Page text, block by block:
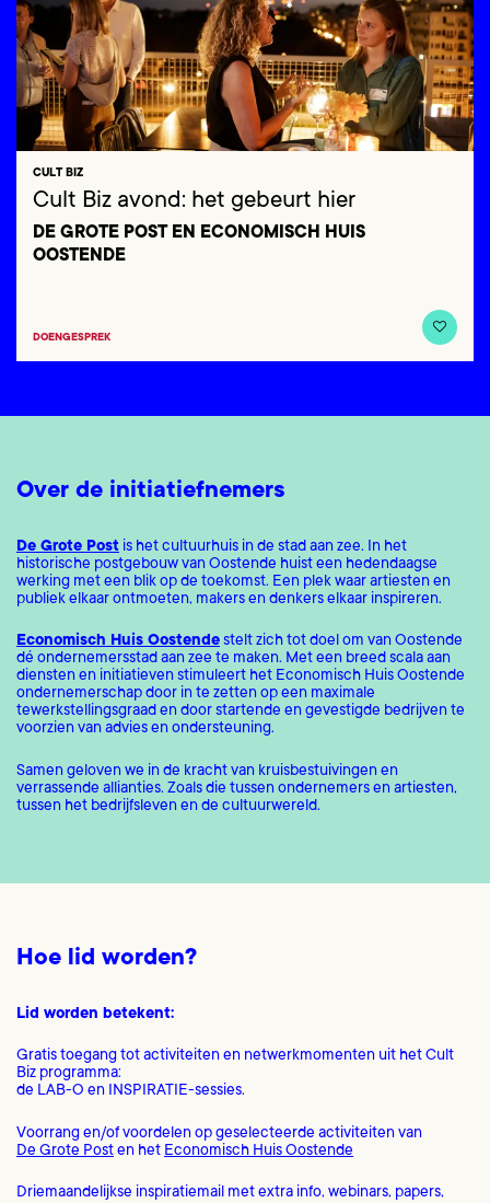
Cult Biz avond: het gebeurt hier
DE GROTE POST EN ECONOMISCH HUIS
OOSTENDE
CULT BIZ
DOENGESPREK
Over de initiatiefnemers
De Grote Post is het cultuurhuis in de stad aan zee. In het
historische postgebouw van Oostende huist een hedendaagse
werking met een blik op de toekomst. Een plek waar artiesten en
publiek elkaar ontmoeten, makers en denkers elkaar inspireren.
Economisch Huis Oostendestelt zich tot doel om van Oostende
dé ondernemersstad aan zee te maken. Met een breed scala aan
diensten en initiatieven stimuleert het Economisch Huis Oostende
ondernemerschap door in te zetten op een maximale
tewerkstellingsgraad en door startende en gevestigde bedrijven te
voorzien van advies en ondersteuning.
Samen geloven we in de kracht van kruisbestuivingen en
verrassende allianties. Zoals die tussen ondernemers en artiesten,
tussen het bedrijfsleven en de cultuurwereld.
Hoe lid worden?
Lid worden betekent:
Gratis toegang tot activiteiten en netwerkmomenten uit het Cult
Biz programma:
de LAB-O en INSPIRATIE-sessies.
Voorrang en/of voordelen op geselecteerde activiteiten van
De Grote Posten het Economisch Huis Oostende
Driemaandelijkse inspiratiemail met extra info, webinars, papers,